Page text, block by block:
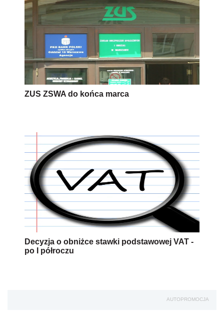
ZUS ZSWA do końca marca
Decyzja o obniżce stawki podstawowej VAT -
po I półroczu
AUTOPROMOCJA